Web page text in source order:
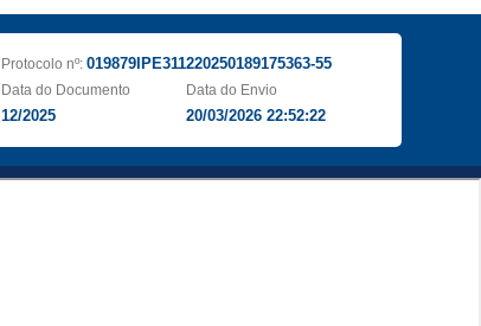
Protocolo nº: 019879IPE311220250189175363-55
Data do Documento
12/2025
Data do Envio
20/03/2026 22:52:22